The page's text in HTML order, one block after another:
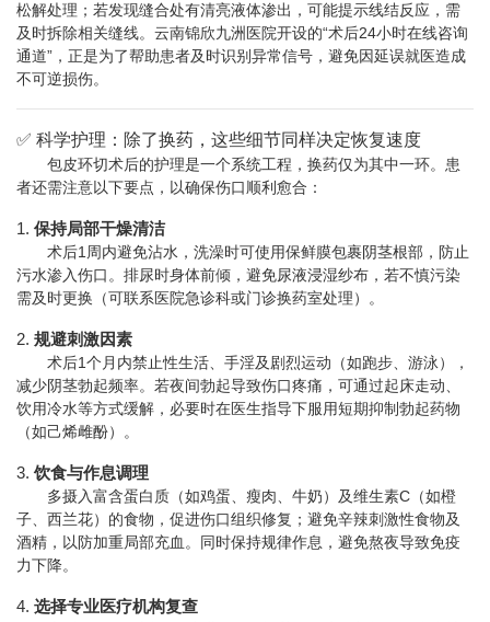
松解处理；若发现缝合处有清亮液体渗出，可能提示线结反应，需
及时拆除相关缝线。云南锦欣九洲医院开设的“术后24小时在线咨询
通道”，正是为了帮助患者及时识别异常信号，避免因延误就医造成
不可逆损伤。
✅ 科学护理：除了换药，这些细节同样决定恢复速度
包皮环切术后的护理是一个系统工程，换药仅为其中一环。患
者还需注意以下要点，以确保伤口顺利愈合：
1. 保持局部干燥清洁
术后1周内避免沾水，洗澡时可使用保鲜膜包裹阴茎根部，防止
污水渗入伤口。排尿时身体前倾，避免尿液浸湿纱布，若不慎污染
需及时更换（可联系医院急诊科或门诊换药室处理）。
2. 规避刺激因素
术后1个月内禁止性生活、手淫及剧烈运动（如跑步、游泳），
减少阴茎勃起频率。若夜间勃起导致伤口疼痛，可通过起床走动、
饮用冷水等方式缓解，必要时在医生指导下服用短期抑制勃起药物
（如己烯雌酚）。
3. 饮食与作息调理
多摄入富含蛋白质（如鸡蛋、瘦肉、牛奶）及维生素C（如橙
子、西兰花）的食物，促进伤口组织修复；避免辛辣刺激性食物及
酒精，以防加重局部充血。同时保持规律作息，避免熬夜导致免疫
力下降。
4. 选择专业医疗机构复查